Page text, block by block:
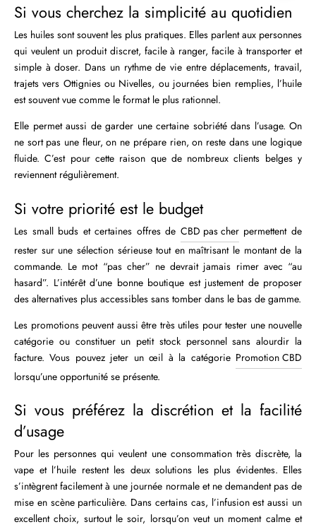
Si vous cherchez la simplicité au quotidien
Les huiles sont souvent les plus pratiques. Elles parlent aux personnes
qui veulent un produit discret, facile à ranger, facile à transporter et
simple à doser. Dans un rythme de vie entre déplacements, travail,
trajets vers Ottignies ou Nivelles, ou journées bien remplies, l’huile
est souvent vue comme le format le plus rationnel.
Elle permet aussi de garder une certaine sobriété dans l’usage. On
ne sort pas une fleur, on ne prépare rien, on reste dans une logique
fluide. C’est pour cette raison que de nombreux clients belges y
reviennent régulièrement.
Si votre priorité est le budget
Les small buds et certaines offres de CBD pas cherpermettent de
rester sur une sélection sérieuse tout en maîtrisant le montant de la
commande. Le mot “pas cher” ne devrait jamais rimer avec “au
hasard”. L’intérêt d’une bonne boutique est justement de proposer
des alternatives plus accessibles sans tomber dans le bas de gamme.
Les promotions peuvent aussi être très utiles pour tester une nouvelle
catégorie ou constituer un petit stock personnel sans alourdir la
facture. Vous pouvez jeter un œil à la catégorie Promotion CBD
lorsqu’une opportunité se présente.
Si vous préférez la discrétion et la facilité
d’usage
Pour les personnes qui veulent une consommation très discrète, la
vape et l’huile restent les deux solutions les plus évidentes. Elles
s’intègrent facilement à une journée normale et ne demandent pas de
mise en scène particulière. Dans certains cas, l’infusion est aussi un
excellent choix, surtout le soir, lorsqu’on veut un moment calme et